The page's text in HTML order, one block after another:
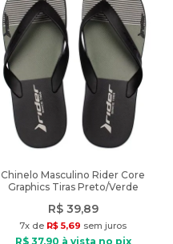
Chinelo Masculino Rider Core
Graphics Tiras Preto/Verde
R$ 39,89
7x de R$ 5,69 sem juros
R$ 37,90 à vista no pix